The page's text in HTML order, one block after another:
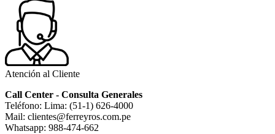
Atención al Cliente
Call Center - Consulta Generales
Teléfono: Lima: (51-1) 626-4000
Mail: clientes@ferreyros.com.pe
Whatsapp: 988-474-662